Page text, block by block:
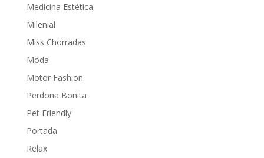
Medicina Estética
Milenial
Miss Chorradas
Moda
Motor Fashion
Perdona Bonita
Pet Friendly
Portada
Relax